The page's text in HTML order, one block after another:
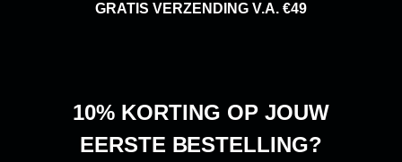
GRATIS VERZENDING V.A. €49
10% KORTING OP JOUW
EERSTE BESTELLING?